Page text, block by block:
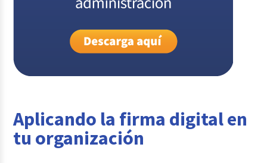
Aplicando la firma digital en
tu organización